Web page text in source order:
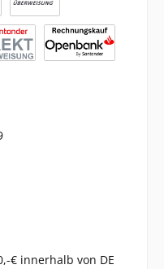
€ innerhalb von DE